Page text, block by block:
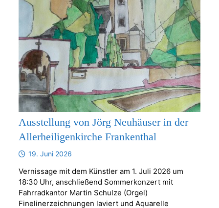
Ausstellung von Jörg Neuhäuser in der
Allerheiligenkirche Frankenthal
19. Juni 2026
Vernissage mit dem Künstler am 1. Juli 2026 um
18:30 Uhr, anschließend Sommerkonzert mit
Fahrradkantor Martin Schulze (Orgel)
Finelinerzeichnungen laviert und Aquarelle